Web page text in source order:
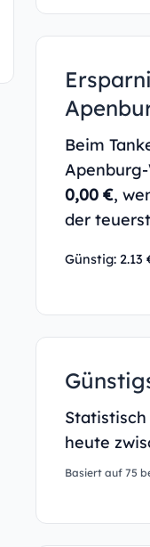
Beim
0,00 €,
der
Günstig: 2.13
heute
Basiert auf 75